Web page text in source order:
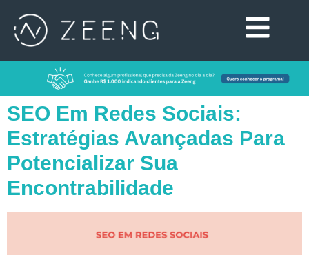
SEO Em Redes Sociais:
Estratégias Avançadas Para
Potencializar Sua
Encontrabilidade